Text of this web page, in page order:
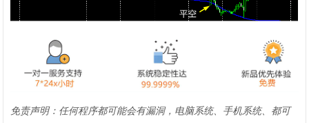
免责声明：任何程序都可能会有漏洞，电脑系统、手机系统、都可